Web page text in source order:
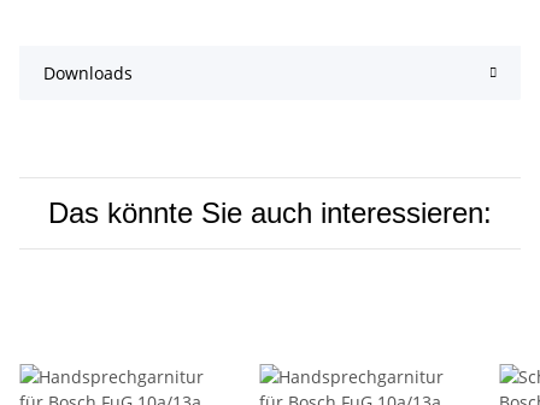
Downloads
Das könnte Sie auch interessieren: